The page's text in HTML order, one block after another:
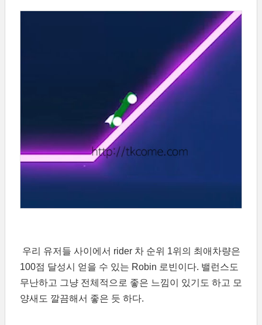
우리 유저들 사이에서 rider 차 순위 1위의 최애차량은
100점 달성시 얻을 수 있는 Robin 로빈이다. 밸런스도
무난하고 그냥 전체적으로 좋은 느낌이 있기도 하고 모
양새도 깔끔해서 좋은 듯 하다.